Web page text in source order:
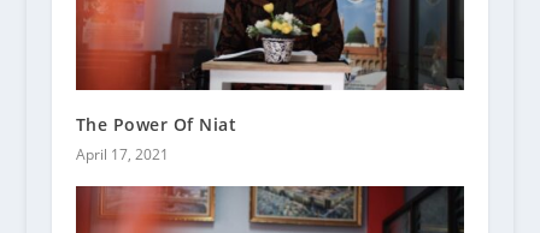
The Power Of Niat
April 17, 2021